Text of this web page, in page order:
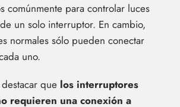
comúnmente para controlar luces
un solo interruptor. En cambio,
normales sólo pueden conectar
uno.
que los interruptores
requieren una conexión a